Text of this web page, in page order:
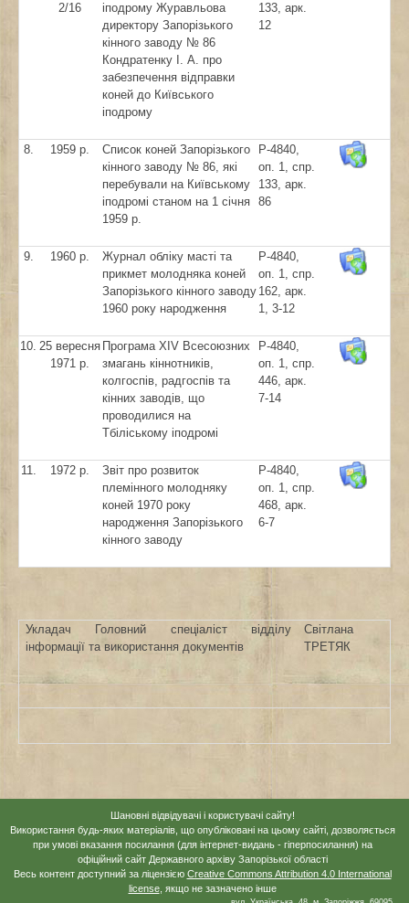
2/16
іподрому Журавльова
директору Запорізького
кінного заводу № 86
Кондратенку І. А. про
забезпечення відправки
коней до Київського
іподрому
133, арк.
12
8. 1959 р.
Список коней Запорізького
кінного заводу № 86, які
перебували на Київському
іподромі станом на 1 січня
1959 р.
Р-4840,
оп. 1, спр.
133, арк.
86
9. 1960 р.
Журнал обліку масті та
прикмет молодняка коней
Запорізького кінного заводу
1960 року народження
Р-4840,
оп. 1, спр.
162, арк.
1, 3-12
10. 25 вересня
1971 р.
Програма ХІV Всесоюзних
змагань кіннотників,
колгоспів, радгоспів та
кінних заводів, що
проводилися на
Тбіліському іподромі
Р-4840,
оп. 1, спр.
446, арк.
7-14
11. 1972 р.
Звіт про розвиток
племінного молодняку
коней 1970 року
народження Запорізького
кінного заводу
Р-4840,
оп. 1, спр.
468, арк.
6-7
Укладач Головний спеціаліст відділу
інформації та використання документів
Світлана
ТРЕТЯК
Шановні відвідувачі і користувачі сайту!
Використання будь-яких матеріалів, що опубліковані на цьому сайті, дозволяється
при умові вказання посилання (для інтернет-видань - гіперпосилання) на
офіційний сайт Державного архіву Запорізької області
Весь контент доступний за ліцензією Creative Commons Attribution 4.0 International
license, якщо не зазначено інше